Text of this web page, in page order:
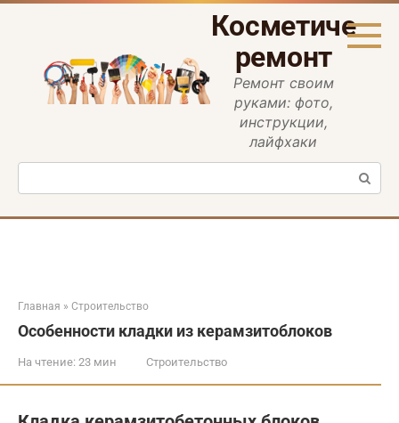
Перейти
ремонт
Ремонт своим
руками: фото,
инструкции,
лайфхаки
Поиск:
Главная » Строительство
Особенности кладки из керамзитоблоков
На чтение: 23 мин Строительство